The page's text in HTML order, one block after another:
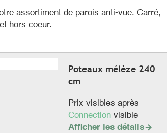
assortiment de parois anti-vue. Carré,
hors coeur.
Poteaux mélèze 240
cm
Prix visibles après
Connection visible
Afficher les détails